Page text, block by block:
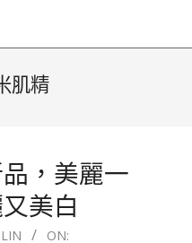
肌精
，美麗一
美白
ON: